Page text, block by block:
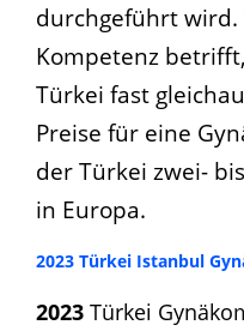
durchgeführt wird.
Kompetenz
Türkei fast
Preise für eine
der Türkei zwei-
in Europa.
2023 Türkei Istanbul
2023 Türkei